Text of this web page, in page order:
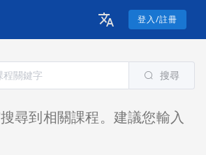
登入/註冊
搜尋
尋到相關課程。建議您輸入